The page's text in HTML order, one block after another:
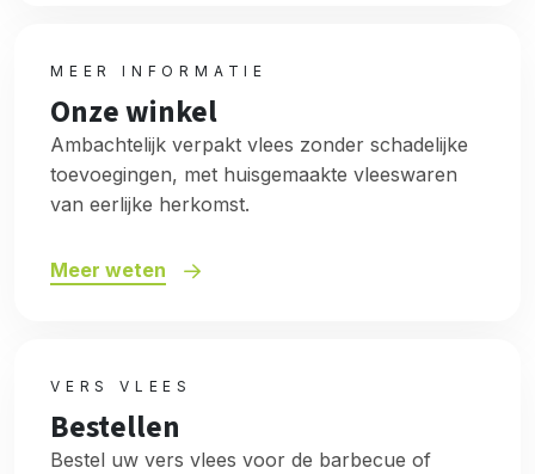
MEER INFORMATIE
Onze winkel
Ambachtelijk verpakt vlees zonder schadelijke
toevoegingen, met huisgemaakte vleeswaren
van eerlijke herkomst.
Meer weten
VERS VLEES
Bestellen
Bestel uw vers vlees voor de barbecue of